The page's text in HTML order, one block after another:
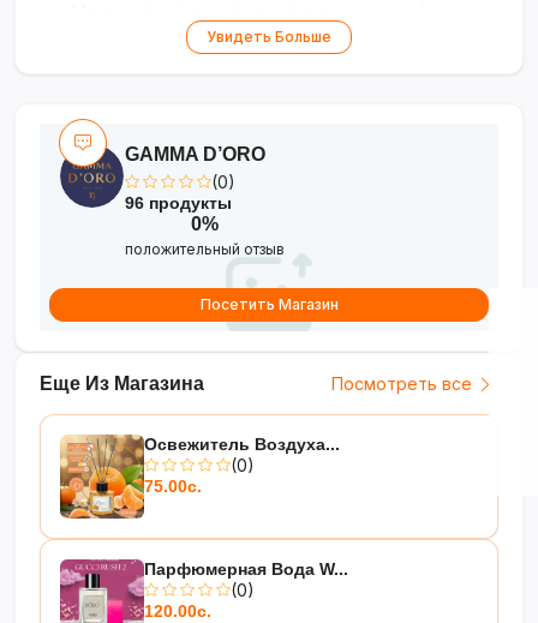
лабораторный флакон с ручным оформлением
Увидеть Больше
Еще Из Магазина Посмотреть все
Освежитель Воздуха...
(0)
75.00с.
Парфюмерная Вода W...
(0)
120.00с.
GAMMA D’ORO
(0)
96 продукты
0%
положительный отзыв
Посетить Магазин